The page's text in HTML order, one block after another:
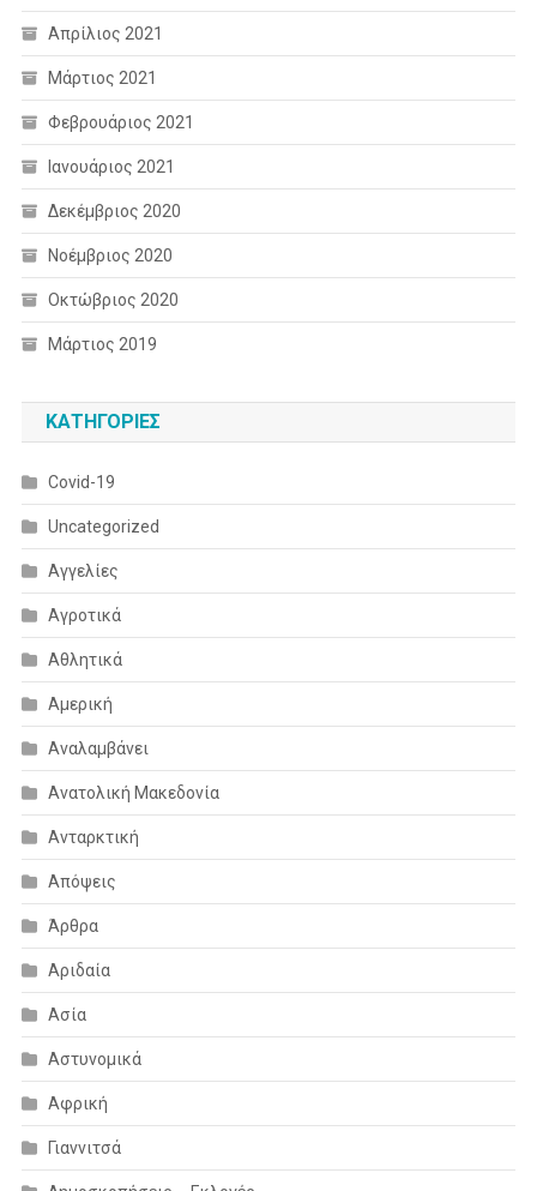
Απρίλιος 2021
Μάρτιος 2021
Φεβρουάριος 2021
Ιανουάριος 2021
Δεκέμβριος 2020
Νοέμβριος 2020
Οκτώβριος 2020
Μάρτιος 2019
KΑΤΗΓΟΡΊΕΣ
Covid-19
Uncategorized
Αγγελίες
Αγροτικά
Αθλητικά
Αμερική
Αναλαμβάνει
Ανατολική Μακεδονία
Ανταρκτική
Απόψεις
Άρθρα
Αριδαία
Ασία
Αστυνομικά
Αφρική
Γιαννιτσά